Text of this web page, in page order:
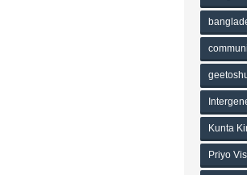
Kunta
Priyo